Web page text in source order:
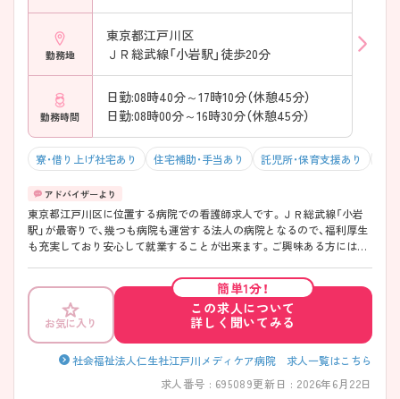
勤務地
東京都江戸川区
ＪＲ総武線「小岩駅」徒歩20分
勤務時間
日勤:08時40分～17時10分（休憩45分）
日勤:08時00分～16時30分（休憩45分）
寮・借り上げ社宅あり 住宅補助・手当あり 託児所・保育支援あり
東京都江戸川区に位置する病院での看護師求人です。ＪＲ総武線「小岩
駅」が最寄りで、幾つも病院も運営する法人の病院となるので、福利厚生
も充実しており安心して就業することが出来ます。ご興味ある方には、
お気に入り
簡単1分！
この求人について
詳しく聞いてみる
社会福祉法人仁生社江戸川メディケア病院 求人一覧はこちら
求人番号 : 695089更新日 : 2026年6月22日